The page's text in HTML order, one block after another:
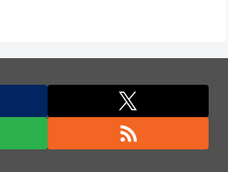
忍田単騎くらいのイメージかな
相互RSS